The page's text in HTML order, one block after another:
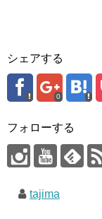
シェアする
0
フォローする
tajima